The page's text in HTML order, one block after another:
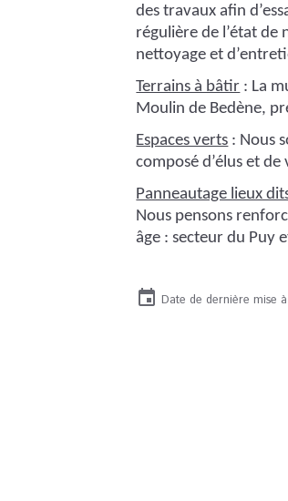
des travaux afin
régulière de l’état de
nettoyage et
Terrains à bâtir : La
Moulin de Bedène,
Espaces verts : Nous
composé d’élus et
Panneautage lieux
Nous pensons
âge : secteur du Puy
Date de dernière mise